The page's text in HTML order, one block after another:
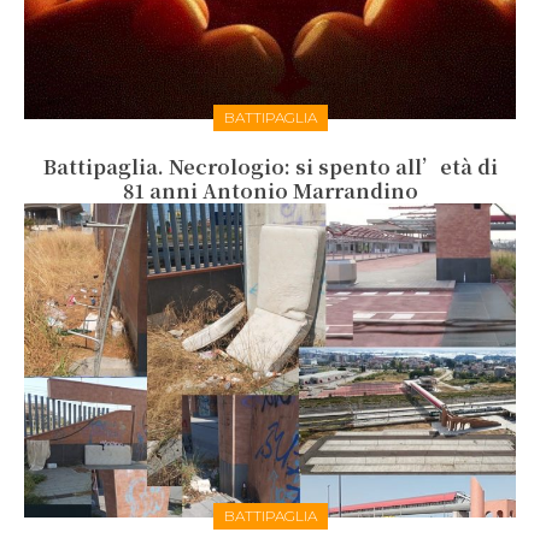
BATTIPAGLIA
Battipaglia. Necrologio: si spento all’età di
81 anni Antonio Marrandino
BATTIPAGLIA